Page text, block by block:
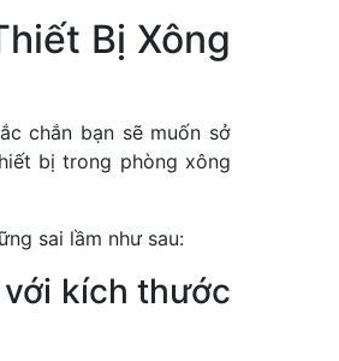
Bị Xông
chắn bạn sẽ muốn sở
bị trong phòng xông
sai lầm như sau:
kích thước